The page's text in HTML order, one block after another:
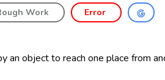
Work Error
an object to reach one place from